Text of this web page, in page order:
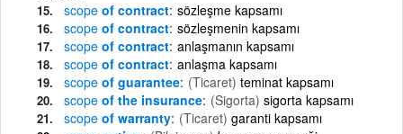
scope of contract sözleşme kapsamı
scope of contract sözleşmenin kapsamı
scope of contract anlaşmanın kapsamı
scope of contract anlaşma kapsamı
scope of guarantee (Ticaret) teminat kapsamı
scope of the insurance (Sigorta) sigorta kapsamı
scope of warranty (Ticaret) garanti kapsamı